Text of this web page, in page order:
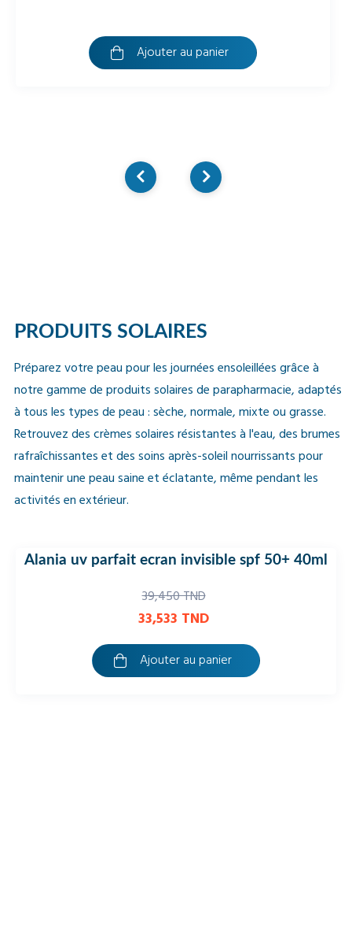
Ajouter au panier
PRODUITS SOLAIRES
Préparez votre peau pour les journées ensoleillées grâce à
notre gamme de produits solaires de parapharmacie, adaptés
à tous les types de peau : sèche, normale, mixte ou grasse.
Retrouvez des crèmes solaires résistantes à l'eau, des brumes
rafraîchissantes et des soins après-soleil nourrissants pour
maintenir une peau saine et éclatante, même pendant les
activités en extérieur.
-15% Rupture de stock
alania uv parfait ecran teinte light 01 spf50+
40,950 TND
34,808 TND
Ajouter au panier